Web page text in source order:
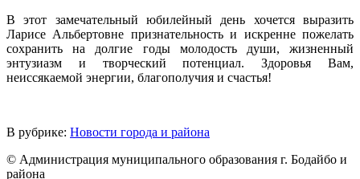
В этот замечательный юбилейный день хочется выразить
Ларисе Альбертовне признательность и искренне пожелать
сохранить на долгие годы молодость души, жизненный
энтузиазм и творческий потенциал. Здоровья Вам,
неиссякаемой энергии, благополучия и счастья!
В рубрике: Новости города и района
© Администрация муниципального образования г. Бодайбо и
района